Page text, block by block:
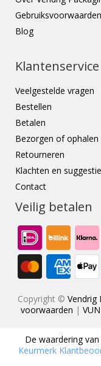
Gebruiksvoorwaarden
Blog
Klantenservice
Veelgestelde vragen
Bestellen
Betalen
Bezorgen of ophalen
Retourneren
Klachten en
Contact
Veilig betalen
Copyright © Vendrig
voorwaarden |
De waardering van
Keurmerk